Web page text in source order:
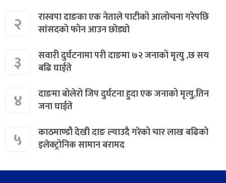
२
रास्वपा दाङका एक नेताले पाटीको आलोचना गरेपछि
सांसदको फोन आउन छोड्यो
३
सवारी दुर्घटनामा परी दाङमा ७२ जनाको मृत्यु ,छ सय
बढि घाईते
४
दाङमा बोलेरो जिप दुर्घटना हुदा एक जनाको मृत्यु,तिन
जना घाईते
५
काठमाण्डौ देखी दाङ ल्याउदै गरेको चार लाख बढिको
इलेक्ट्रोनिक सामान बरामद